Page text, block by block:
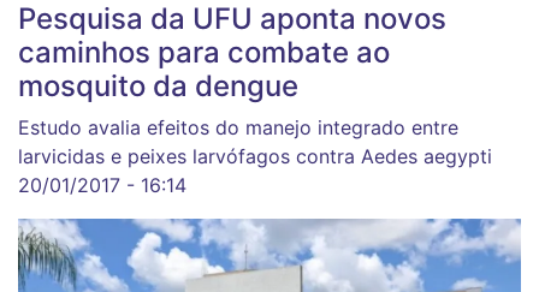
Pesquisa da UFU aponta novos
caminhos para combate ao
mosquito da dengue
Estudo avalia efeitos do manejo integrado entre
larvicidas e peixes larvófagos contra Aedes aegypti
20/01/2017 - 16:14